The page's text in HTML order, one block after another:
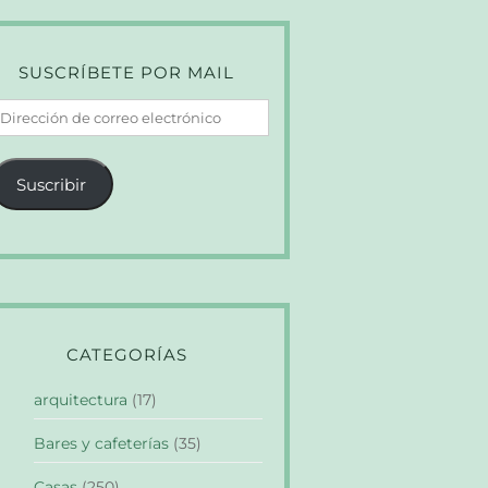
SUSCRÍBETE POR MAIL
Suscribir
CATEGORÍAS
arquitectura (17)
Bares y cafeterías (35)